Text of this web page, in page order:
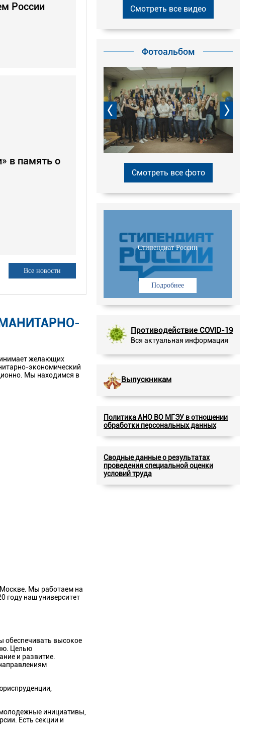
Смотреть все видео
Фотоальбом
Смотреть все фото
Стипендиат России
Подробнее
Противодействие COVID-19
Вся актуальная информация
Выпускникам
Политика АНО ВО МГЭУ в отношении
обработки персональных данных
Сводные данные о результатах
проведения специальной оценки
условий труда
России
в память о
Все новости
желающих
экономический
Мы находимся в
Москве. Мы работаем на
году наш университет
обеспечивать высокое
Целью
и развитие.
инициативы,
Есть секции и